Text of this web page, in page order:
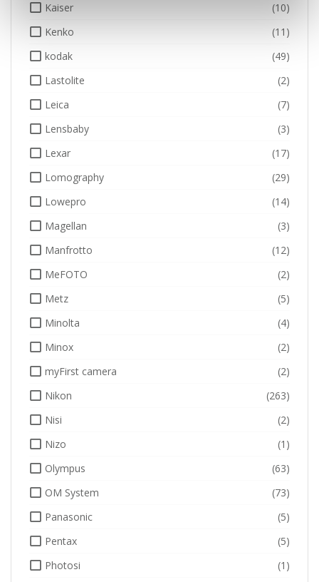
Kaiser
(10)
Kenko
(11)
kodak
(49)
Lastolite
(2)
Leica
(7)
Lensbaby
(3)
Lexar
(17)
Lomography
(29)
Lowepro
(14)
Magellan
(3)
Manfrotto
(12)
MeFOTO
(2)
Metz
(5)
Minolta
(4)
Minox
(2)
myFirst camera
(2)
Nikon
(263)
Nisi
(2)
Nizo
(1)
Olympus
(63)
OM System
(73)
Panasonic
(5)
Pentax
(5)
Photosi
(1)